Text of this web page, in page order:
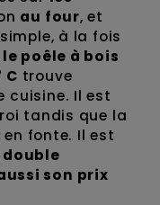
au four, et
à la fois
le poêle à bois
C trouve
cuisine. Il est
tandis que la
fonte. Il est
double
son prix